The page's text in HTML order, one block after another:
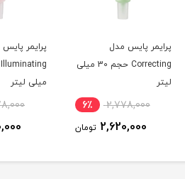
پرایمر پایس مدل
Correcting حجم 30 میلی
لیتر
2,778,000 6٪
2,620,000 تومان
پرایمر
میلی لیتر